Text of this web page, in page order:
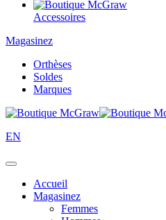
Accessoires
Magasinez
Orthèses
Soldes
Marques
EN
Accueil
Magasinez
Femmes